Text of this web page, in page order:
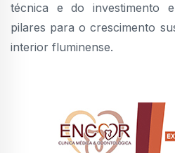
técnica e do investimento
pilares para o crescimento
interior fluminense.